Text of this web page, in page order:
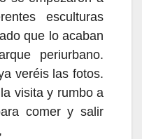
esculturas
que lo acaban
periurbano.
veréis las fotos.
visita y rumbo a
comer y salir
,